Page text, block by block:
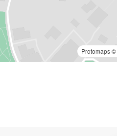
Protomaps©